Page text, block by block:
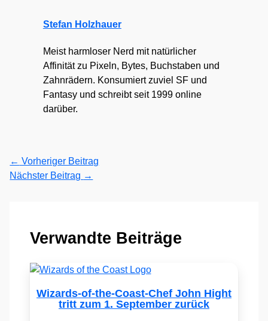
Stefan Holzhauer
Meist harmloser Nerd mit natürlicher
Affinität zu Pixeln, Bytes, Buchstaben und
Zahnrädern. Konsumiert zuviel SF und
Fantasy und schreibt seit 1999 online
darüber.
← Vorheriger Beitrag
Nächster Beitrag →
Verwandte Beiträge
Wizards-of-the-Coast-Chef John Hight
tritt zum 1. September zurück